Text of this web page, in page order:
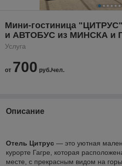
Мини-гостиница
и АВТОБУС из МИНСКА и
Услуга
от 700 руб./чел.
Описание
Отель Цитрус — это уютная
курорте Гагре, которая
месте, с прекрасным видом на горы.